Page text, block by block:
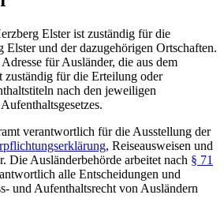
Elster ist zuständig für die
und der dazugehörigen Ortschaften.
für Ausländer, die aus dem
zuständig für die Erteilung oder
nach den jeweiligen
verantwortlich für die Ausstellung der
, Reiseausweisen und
Die Ausländerbehörde arbeitet nach § 71
alle Entscheidungen und
und Aufenthaltsrecht von Ausländern